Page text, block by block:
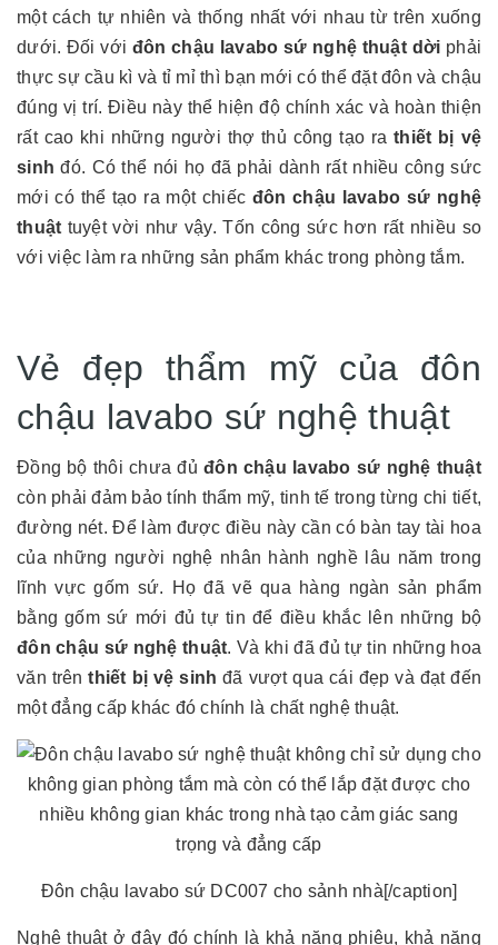
một cách tự nhiên và thống nhất với nhau từ trên xuống
dưới. Đối với đôn chậu lavabo sứ nghệ thuật dời phải
thực sự cầu kì và tỉ mỉ thì bạn mới có thể đặt đôn và chậu
đúng vị trí. Điều này thể hiện độ chính xác và hoàn thiện
rất cao khi những người thợ thủ công tạo rathiết bị vệ
sinh đó. Có thể nói họ đã phải dành rất nhiều công sức
mới có thể tạo ra một chiếc đôn chậu lavabo sứ nghệ
thuật tuyệt vời như vậy. Tốn công sức hơn rất nhiều so
với việc làm ra những sản phẩm khác trong phòng tắm.
Vẻ đẹp thẩm mỹ của đôn
chậu lavabo sứ nghệ thuật
Đồng bộ thôi chưa đủ đôn chậu lavabo sứ nghệ thuật
còn phải đảm bảo tính thẩm mỹ, tinh tế trong từng chi tiết,
đường nét. Để làm được điều này cần có bàn tay tài hoa
của những người nghệ nhân hành nghề lâu năm trong
lĩnh vực gốm sứ. Họ đã vẽ qua hàng ngàn sản phẩm
bằng gốm sứ mới đủ tự tin để điều khắc lên những bộ
đôn chậu sứ nghệ thuật. Và khi đã đủ tự tin những hoa
văn trênthiết bị vệ sinh đã vượt qua cái đẹp và đạt đến
một đẳng cấp khác đó chính là chất nghệ thuật.
Đôn chậu lavabo sứ DC007 cho sảnh nhà[/caption]
Nghệ thuật ở đây đó chính là khả năng phiêu, khả năng